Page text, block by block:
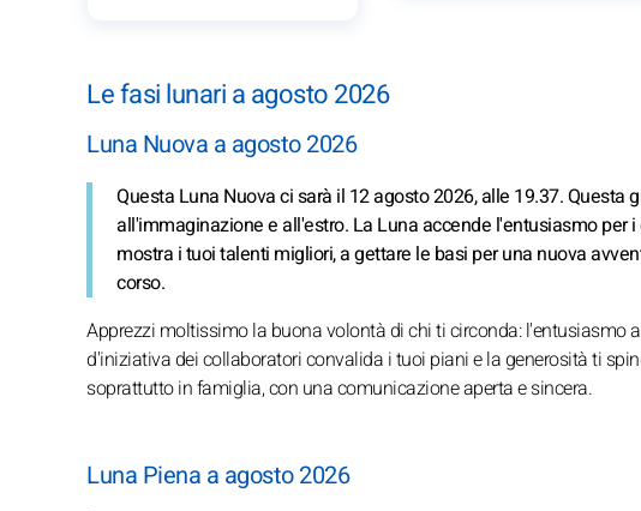
Le fasi lunari a agosto 2026
Luna Nuova a agosto 2026
Questa Luna Nuova ci sarà il 12 agosto 2026, alle 19.37. Questa
all'immaginazione e all'estro. La Luna accende l'entusiasmo per
mostra i tuoi talenti migliori, a gettare le basi per una nuova
corso.
Apprezzi moltissimo la buona volontà di chi ti circonda: l'entusiasmo
d'iniziativa dei collaboratori convalida i tuoi piani e la generosità ti
soprattutto in famiglia, con una comunicazione aperta e sincera.
Luna Piena a agosto 2026